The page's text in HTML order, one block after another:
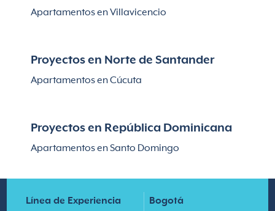
Apartamentos en Villavicencio
Proyectos en Norte de Santander
Apartamentos en Cúcuta
Proyectos en República Dominicana
Apartamentos en Santo Domingo
Línea de Experiencia
Bogotá